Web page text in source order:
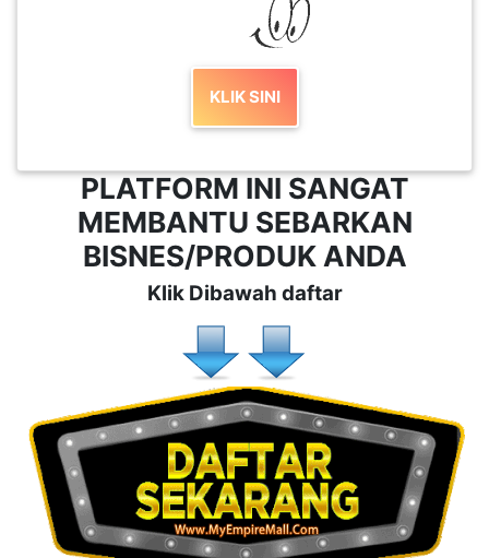
KLIK SINI
PLATFORM INI SANGAT
MEMBANTU SEBARKAN
BISNES/PRODUK ANDA
Klik Dibawah daftar
LABUAN(2)
SINGAPORE(0)
BRUNEI(0)